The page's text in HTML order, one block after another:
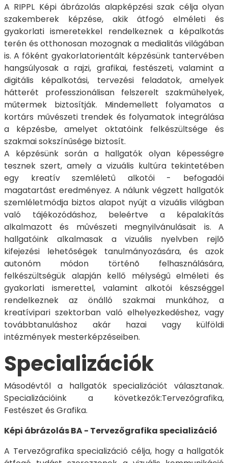
A RIPPL Képi ábrázolás alapképzési szak célja olyan
szakemberek képzése, akik átfogó elméleti és
gyakorlati ismeretekkel rendelkeznek a képalkotás
terén és otthonosan mozognak a medialitás világában
is. A főként gyakorlatorientált képzésünk tantervében
hangsúlyosak a rajzi, grafikai, festészeti, valamint a
digitális képalkotási, tervezési feladatok, amelyek
hátterét professzionálisan felszerelt szakműhelyek,
műtermek biztosítják. Mindemellett folyamatos a
kortárs művészeti trendek és folyamatok integrálása
a képzésbe, amelyet oktatóink felkészültsége és
szakmai sokszínűsége biztosít.
A képzésünk során a hallgatók olyan képességre
tesznek szert, amely a vizuális kultúra tekintetében
egy kreatív szemléletû alkotói - befogadói
magatartást eredményez. A nálunk végzett hallgatók
szemléletmódja biztos alapot nyújt a vizuális világban
való tájékozódáshoz, beleértve a képalakítás
alkalmazott és mûvészeti megnyilvánulásait is. A
hallgatóink alkalmasak a vizuális nyelvben rejlõ
kifejezési lehetőségek tanulmányozására, és azok
autonóm módon történõ felhasználására,
felkészültségük alapján kellő mélységû elméleti és
gyakorlati ismerettel, valamint alkotói készséggel
rendelkeznek az önálló szakmai munkához, a
kreatívipari szektorban való elhelyezkedéshez, vagy
továbbtanuláshoz akár hazai vagy külföldi
intézmények mesterképzéseiben.
Specializációk
Másodévtől a hallgatók specializációt választanak.
Specializációink a következők:Tervezőgrafika,
Festészet és Grafika.
Képi ábrázolás BA - Tervezőgrafika specializáció
A Tervezőgrafika specializáció célja, hogy a hallgatók